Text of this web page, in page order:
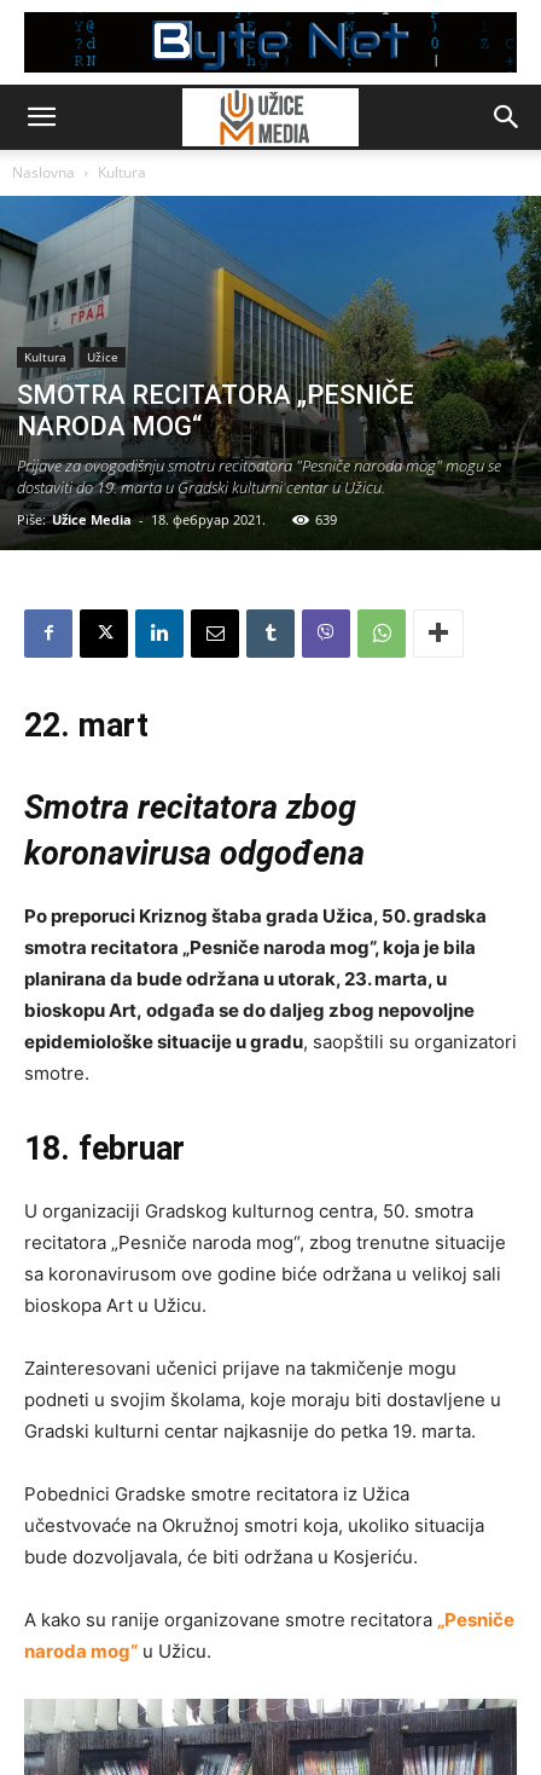
Naslovna Kultura
Kultura Užice
SMOTRA RECITATORA „PESNIČE
NARODA MOG“
Prijave za ovogodišnju smotru recitoatora "Pesniče naroda mog" mogu se
dostaviti do 19. marta u Gradski kulturni centar u Užicu.
Piše: Užice Media - 18. фебруар 2021. 639
22. mart
Smotra recitatora zbog
koronavirusa odgođena
Po preporuci Kriznog štaba grada Užica, 50. gradska
smotra recitatora „Pesniče naroda mog“, koja je bila
planirana da bude održana u utorak, 23. marta, u
bioskopu Art, odgađa se do daljeg zbog nepovoljne
epidemiološke situacije u gradu, saopštili su organizatori
smotre.
18. februar
U organizaciji Gradskog kulturnog centra, 50. smotra
recitatora „Pesniče naroda mog“, zbog trenutne situacije
sa koronavirusom ove godine biće održana u velikoj sali
bioskopa Art u Užicu.
Zainteresovani učenici prijave na takmičenje mogu
podneti u svojim školama, koje moraju biti dostavljene u
Gradski kulturni centar najkasnije do petka 19. marta.
Pobednici Gradske smotre recitatora iz Užica
učestvovaće na Okružnoj smotri koja, ukoliko situacija
bude dozvoljavala, će biti održana u Kosjeriću.
A kako su ranije organizovane smotre recitatora „Pesniče
naroda mog“ u Užicu.